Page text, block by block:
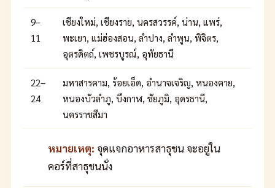
9–
11
เชียงใหม่, เชียงราย, นครสวรรค์, น่าน, แพร่,
พะเยา, แม่ฮ่องสอน, ลำปาง, ลำพูน, พิจิตร,
อุตรดิตถ์, เพชรบูรณ์, อุทัยธานี
22–
24
มหาสารคาม, ร้อยเอ็ด, อำนาจเจริญ, หนองคาย,
หนองบัวลำภู, บึงกาฬ, ชัยภูมิ, อุดรธานี,
นครราชสีมา
หมายเหตุ: จุดแจกอาหารสาธุชน จะอยู่ใน
คอร์ที่สาธุชนนั่ง